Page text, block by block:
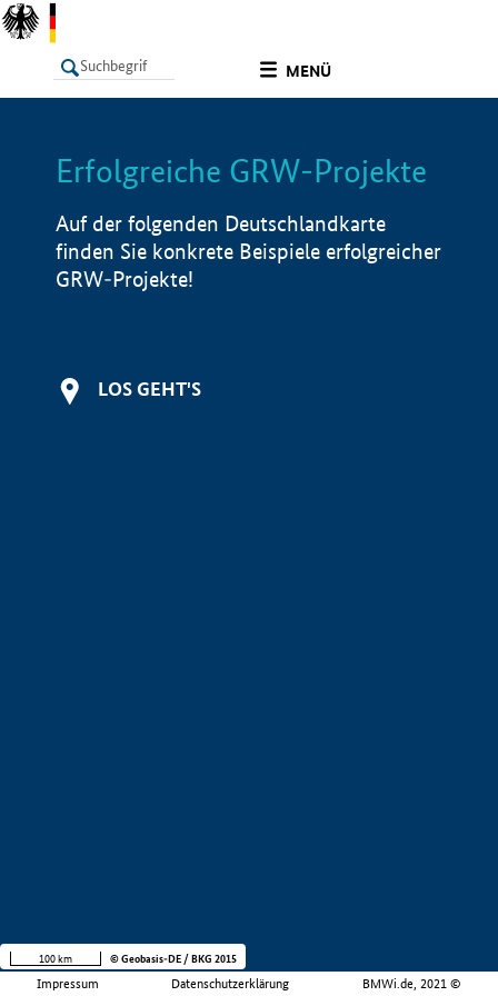
MENÜ
LISTE Info
Erfolgreiche GRW-Projekte
Auf der folgenden Deutschlandkarte
finden Sie konkrete Beispiele erfolgreicher
GRW-Projekte!
LOS GEHT'S
Impressum Datenschutzerklärung BMWi.de, 2021 ©
100 km © Geobasis-DE / BKG 2015